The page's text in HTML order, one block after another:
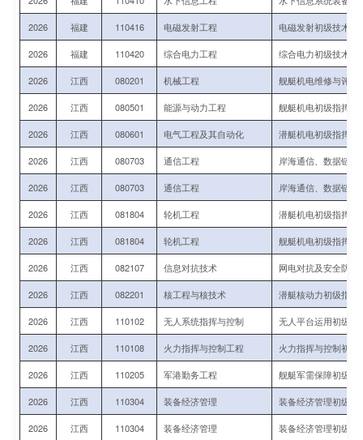
2026 福建 110416 电磁发射工程 电磁发射初级技术军
2026 福建 110420 综合电力工程 综合电力初级技术军
2026 江西 080201 机械工程 舰艇机电维修与评估
2026 江西 080501 能源与动力工程 舰艇机电初级指挥与
2026 江西 080601 电气工程及其自动化 潜艇机电初级指挥与
2026 江西 080703 通信工程 岸海通信、数据链
2026 江西 080703 通信工程 岸海通信、数据链
2026 江西 081804 轮机工程 潜艇机电初级指挥与
2026 江西 081804 轮机工程 舰艇机电初级指挥与
2026 江西 082107 信息对抗技术 网电对抗及安全防
2026 江西 082201 核工程与核技术 潜艇核动力初级指挥
2026 江西 110102 无人系统指挥与控制 无人平台运用初级指
2026 江西 110108 火力指挥与控制工程 火力指挥与控制初级
2026 江西 110205 军港勤务工程 舰艇军需保障初级指
2026 江西 110304 装备经济管理 装备经济管理初级技
2026 江西 110304 装备经济管理 装备经济管理初级技